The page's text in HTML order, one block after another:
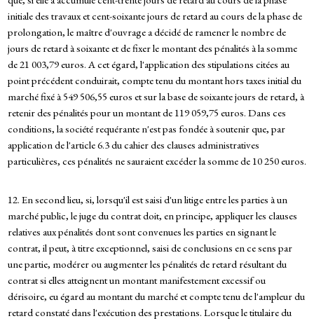
initiale des travaux et cent-soixante jours de retard au cours de la phase de
prolongation, le maître d'ouvrage a décidé de ramener le nombre de
jours de retard à soixante et de fixer le montant des pénalités à la somme
de 21 003,79 euros. A cet égard, l'application des stipulations citées au
point précédent conduirait, compte tenu du montant hors taxes initial du
marché fixé à 549 506,55 euros et sur la base de soixante jours de retard, à
retenir des pénalités pour un montant de 119 059,75 euros. Dans ces
conditions, la société requérante n'est pas fondée à soutenir que, par
application de l'article 6.3 du cahier des clauses administratives
particulières, ces pénalités ne sauraient excéder la somme de 10 250 euros.
12. En second lieu, si, lorsqu'il est saisi d'un litige entre les parties à un
marché public, le juge du contrat doit, en principe, appliquer les clauses
relatives aux pénalités dont sont convenues les parties en signant le
contrat, il peut, à titre exceptionnel, saisi de conclusions en ce sens par
une partie, modérer ou augmenter les pénalités de retard résultant du
contrat si elles atteignent un montant manifestement excessif ou
dérisoire, eu égard au montant du marché et compte tenu de l'ampleur du
retard constaté dans l'exécution des prestations. Lorsque le titulaire du